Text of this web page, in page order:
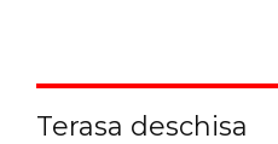
Terasa deschisa